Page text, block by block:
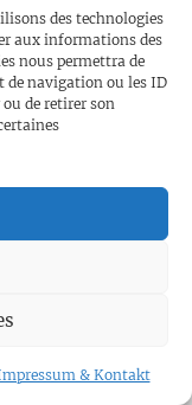
des technologies
aux informations des
nous permettra de
de navigation ou les ID
de retirer son
& Kontakt